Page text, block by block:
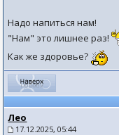
Надо напиться нам!
"Нам" это лишнее раз!
Как же здоровье?
Лео
17.12.2025, 05:44